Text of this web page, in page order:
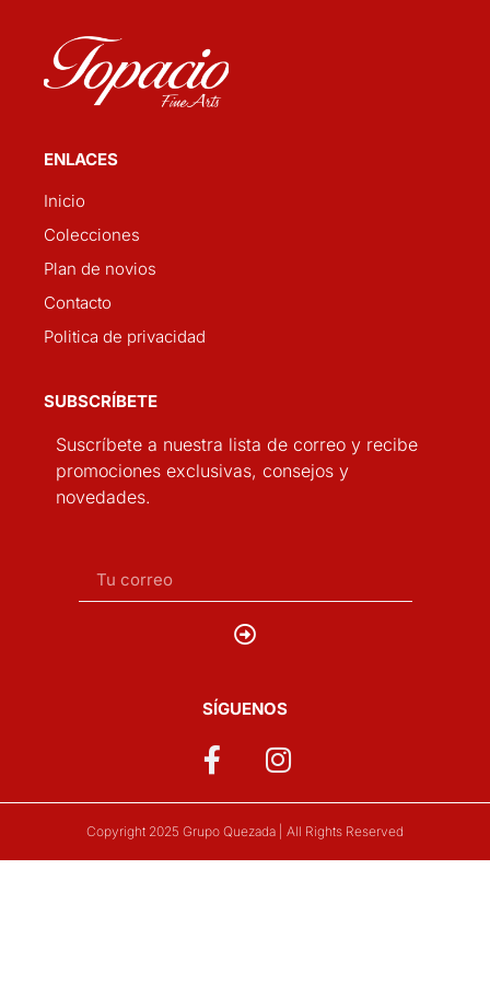
ENLACES
Inicio
Colecciones
Plan de novios
Contacto
Politica de privacidad
SUBSCRÍBETE
Suscríbete a nuestra lista de correo y recibe
promociones exclusivas, consejos y
novedades.
SÍGUENOS
Copyright 2025 Grupo Quezada | All Rights Reserved